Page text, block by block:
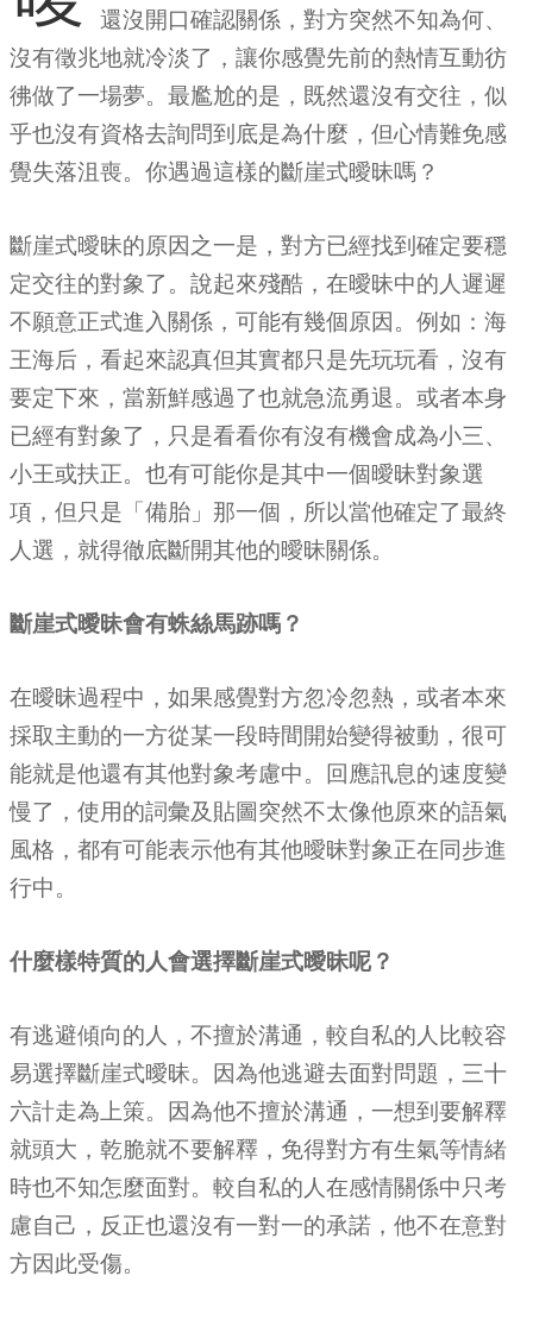
還沒開口確認關係，對方突然不知為何、
沒有徵兆地就冷淡了，讓你感覺先前的熱情互動彷
彿做了一場夢。最尷尬的是，既然還沒有交往，似
乎也沒有資格去詢問到底是為什麼，但心情難免感
覺失落沮喪。你遇過這樣的斷崖式曖昧嗎？
斷崖式曖昧的原因之一是，對方已經找到確定要穩
定交往的對象了。說起來殘酷，在曖昧中的人遲遲
不願意正式進入關係，可能有幾個原因。例如：海
王海后，看起來認真但其實都只是先玩玩看，沒有
要定下來，當新鮮感過了也就急流勇退。或者本身
已經有對象了，只是看看你有沒有機會成為小三、
小王或扶正。也有可能你是其中一個曖昧對象選
項，但只是「備胎」那一個，所以當他確定了最終
人選，就得徹底斷開其他的曖昧關係。
斷崖式曖昧會有蛛絲馬跡嗎？
在曖昧過程中，如果感覺對方忽冷忽熱，或者本來
採取主動的一方從某一段時間開始變得被動，很可
能就是他還有其他對象考慮中。回應訊息的速度變
慢了，使用的詞彙及貼圖突然不太像他原來的語氣
風格，都有可能表示他有其他曖昧對象正在同步進
行中。
什麼樣特質的人會選擇斷崖式曖昧呢？
有逃避傾向的人，不擅於溝通，較自私的人比較容
易選擇斷崖式曖昧。因為他逃避去面對問題，三十
六計走為上策。因為他不擅於溝通，一想到要解釋
就頭大，乾脆就不要解釋，免得對方有生氣等情緒
時也不知怎麼面對。較自私的人在感情關係中只考
慮自己，反正也還沒有一對一的承諾，他不在意對
方因此受傷。